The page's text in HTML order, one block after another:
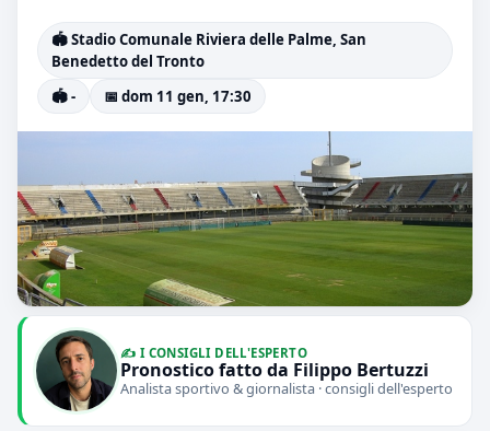
🏟️ Stadio Comunale Riviera delle Palme, San
Benedetto del Tronto
🏟️ -
📅 dom 11 gen, 17:30
✍️ I CONSIGLI DELL'ESPERTO
Pronostico fatto da Filippo Bertuzzi
Analista sportivo & giornalista · consigli dell'esperto